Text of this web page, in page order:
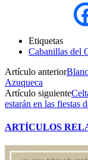
Etiquetas
Cabanillas del
Artículo anterior
Azuqueca
Artículo siguiente
estarán en las fiestas
ARTÍCULOS